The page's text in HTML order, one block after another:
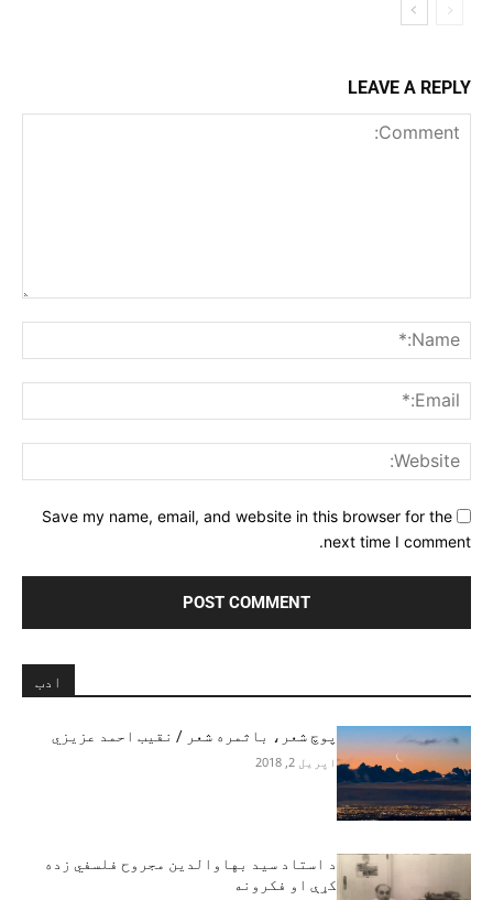
LEAVE A REPLY
Save my name, email, and website in this browser for the
next time I comment.
ادب
پوچ شعر، باثمره شعر / نقيب احمد عزيزي
اپریل 2, 2018
د استاد سيد بهاوالدين مجروح فلسفي زده
كړې او فكرونه